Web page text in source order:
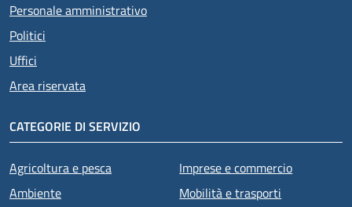
Personale amministrativo
Politici
Uffici
Area riservata
CATEGORIE DI SERVIZIO
Agricoltura e pesca
Ambiente
Imprese e commercio
Mobilità e trasporti